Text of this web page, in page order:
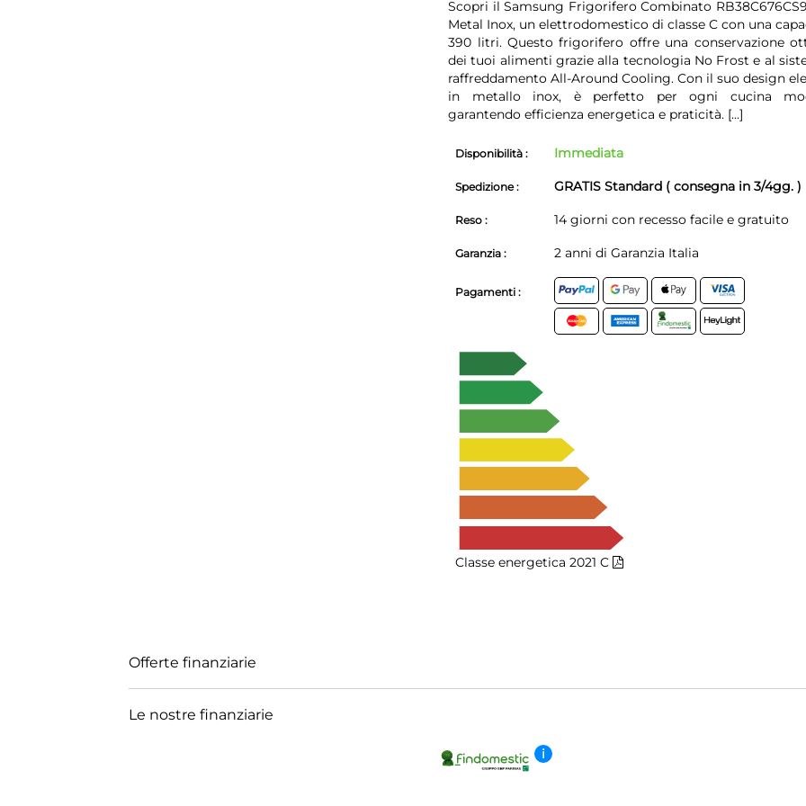
Scopri il Samsung Frigorifero Combinato
Metal Inox, un elettrodomestico di classe C con una
390 litri. Questo frigorifero offre una conservazione
dei tuoi alimenti grazie alla tecnologia No Frost e al
raffreddamento All-Around Cooling. Con il suo design
in metallo inox, è perfetto per ogni cucina
garantendo efficienza energetica e praticità. [...]
Disponibilità : Immediata
Spedizione : GRATIS Standard ( consegna in 3/4gg. )
Reso : 14 giorni con recesso facile e gratuito
Garanzia : 2 anni di Garanzia Italia
Pagamenti :
Classe energetica 2021 C
Offerte finanziarie
Le nostre finanziarie
i